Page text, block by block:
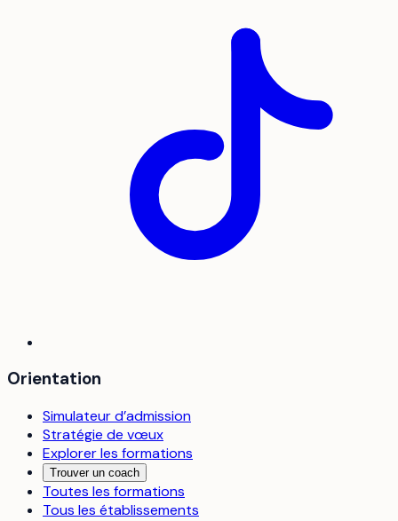
Orientation
Simulateur d’admission
Stratégie de vœux
Explorer les formations
Trouver un coach
Toutes les formations
Tous les établissements